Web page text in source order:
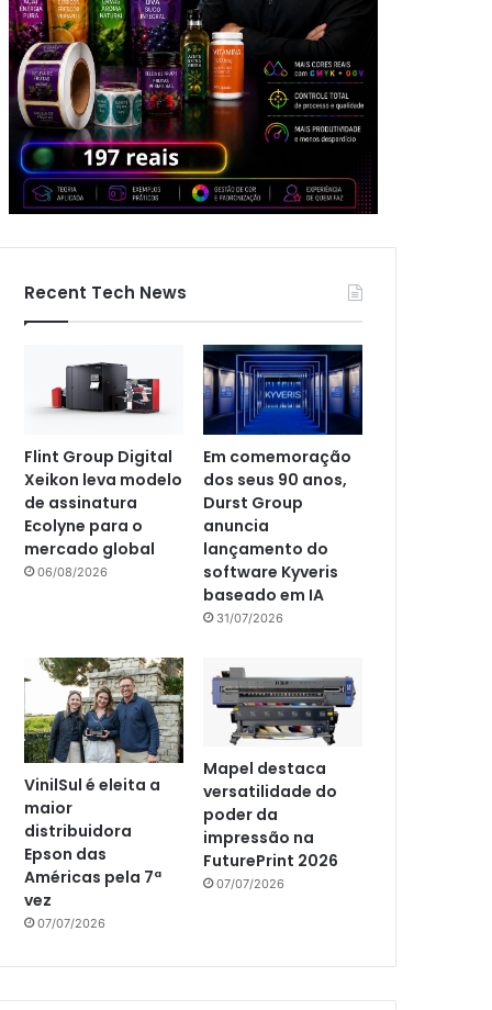
Recent Tech News
Flint Group Digital
Xeikon leva modelo
de assinatura
Ecolyne para o
mercado global
06/08/2026
Em comemoração
dos seus 90 anos,
Durst Group
anuncia
lançamento do
software Kyveris
baseado em IA
31/07/2026
VinilSul é eleita a
maior
distribuidora
Epson das
Américas pela 7ª
vez
07/07/2026
Mapel destaca
versatilidade do
poder da
impressão na
FuturePrint 2026
07/07/2026